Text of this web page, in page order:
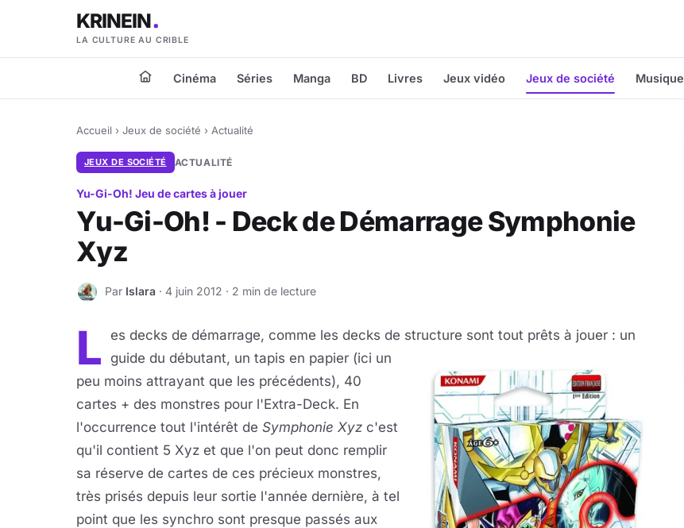
KRINEIN
LA CULTURE AU CRIBLE
Cinéma Séries Manga BD Livres Jeux vidéo Jeux de société Musique
Accueil › Jeux de société › Actualité
JEUX DE SOCIÉTÉ ACTUALITÉ
Yu-Gi-Oh! Jeu de cartes à jouer
Yu-Gi-Oh! - Deck de Démarrage Symphonie
Xyz
I Par Islara · 4 juin 2012 · 2 min de lecture
L es decks de démarrage, comme les decks de structure sont tout prêts à jouer : un
guide du débutant, un tapis en papier (ici un
peu moins attrayant que les précédents), 40
cartes + des monstres pour l'Extra-Deck. En
l'occurrence tout l'intérêt de Symphonie Xyz c'est
qu'il contient 5 Xyz et que l'on peut donc remplir
sa réserve de cartes de ces précieux monstres,
très prisés depuis leur sortie l'année dernière, à tel
point que les synchro sont presque passés aux